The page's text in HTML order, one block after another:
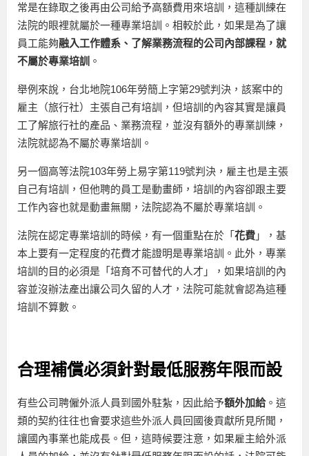
常是在錄取之後再由公司給予高額費用來培訓，這種訓練在
法院的眼裡就屬於一種專業培訓。相較於此，如果是為了讓
員工能夠融入工作體系、了解業務流程的公司內部課程，就
不屬於專業培訓 。
舉例來說，台北地院106年勞簡上字第29號判決，該案中的
雇主（旅行社）主張自己有培訓，但培訓的內容其實是讓員
工了解旅行社的產品、業務流程，並沒有額外的專業訓練，
法院就認為不屬於專業培訓。
另一個高等法院103年勞上易字第119號判決，雇主也是主張
自己有培訓，但他聘的員工是動畫師，培訓的內容卻跟主要
工作內容也就是動畫無關，法院認為不屬於專業培訓。
法院在認定專業培訓的時候，有一個重點在於「 花費 」，基
本上要有一定程度的花費才能證明是專業培訓。此外，專業
培訓的目的必須是「培育不可替代的人才」，如果培訓的內
容並沒辦法產出讓公司久留的人才，法院可能就會認為這種
培訓不算數。
合理補償必須針對最低服務年限而設
有些公司聘僱外派人員到國外駐紮，因此給予額外加給。這
類的契約往往也會要求這些外派人員回國後貢獻所見所聞，
讓國內事業也能成長。但，這時候要注意，如果雇主給外派